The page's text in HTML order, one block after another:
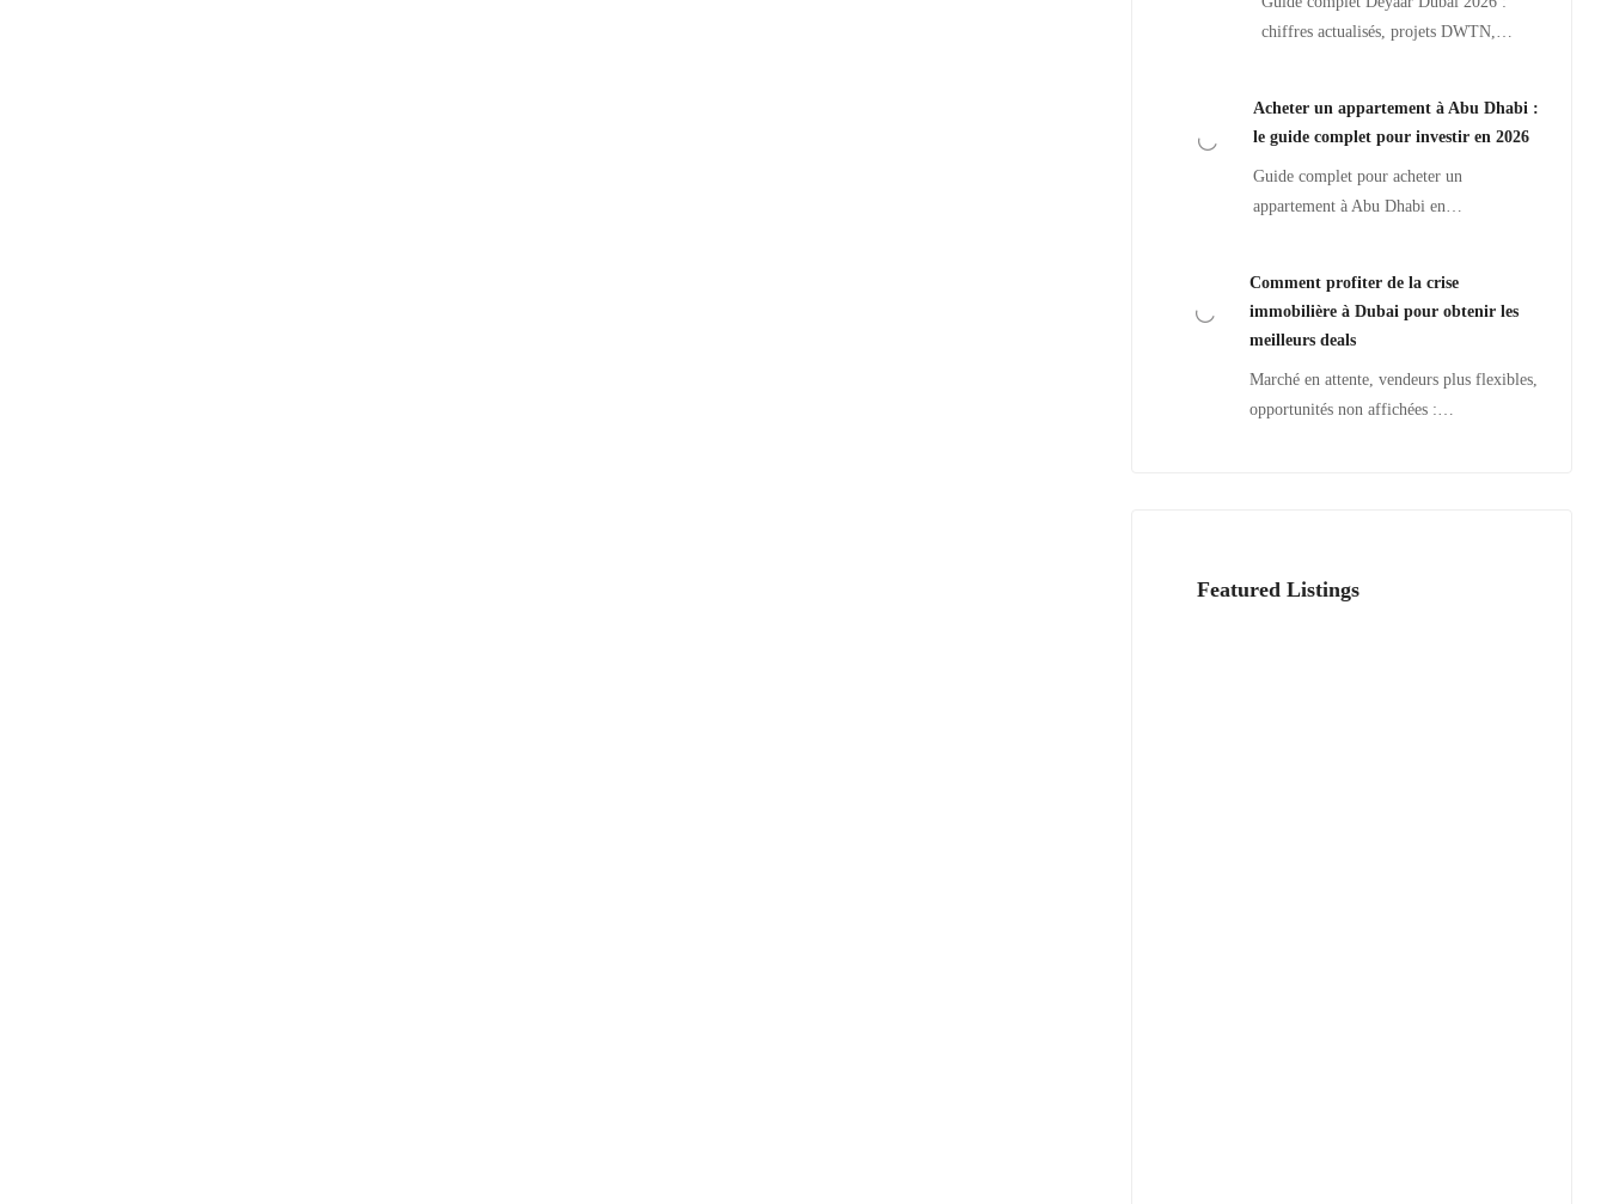
chiffres actualisés, projets DWTN,…
Acheter un appartement à Abu Dhabi :
le guide complet pour investir en 2026
Guide complet pour acheter un
appartement à Abu Dhabi en…
Comment profiter de la crise
immobilière à Dubai pour obtenir les
meilleurs deals
Marché en attente, vendeurs plus flexibles,
opportunités non affichées :…
Featured Listings